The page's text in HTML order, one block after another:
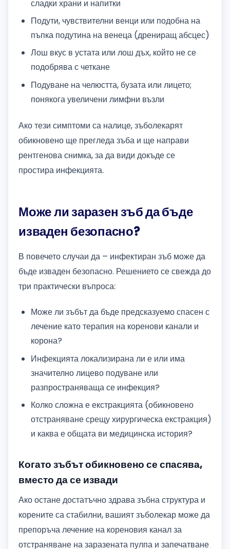
сладки храни и напитки
Подути, чувствителни венци или подобна на
пъпка подутина на венеца (дрениращ абсцес)
Лош вкус в устата или лош дъх, който не се
подобрява с четкане
Подуване на челюстта, бузата или лицето;
понякога увеличени лимфни възли
Ако тези симптоми са налице, зъболекарят
обикновено ще прегледа зъба и ще направи
рентгенова снимка, за да види докъде се
простира инфекцията.
Може ли заразен зъб да бъде
изваден безопасно?
В повечето случаи да – инфектиран зъб може да
бъде изваден безопасно. Решението се свежда до
три практически въпроса:
Може ли зъбът да бъде предсказуемо спасен с
лечение като терапия на коренови канали и
корона?
Инфекцията локализирана ли е или има
значително лицево подуване или
разпространяваща се инфекция?
Колко сложна е екстракцията (обикновено
отстраняване срещу хирургическа екстракция)
и каква е общата ви медицинска история?
Когато зъбът обикновено се спасява,
вместо да се извади
Ако остане достатъчно здрава зъбна структура и
корените са стабилни, вашият зъболекар може да
препоръча лечение на кореновия канал за
отстраняване на заразената пулпа и запечатване